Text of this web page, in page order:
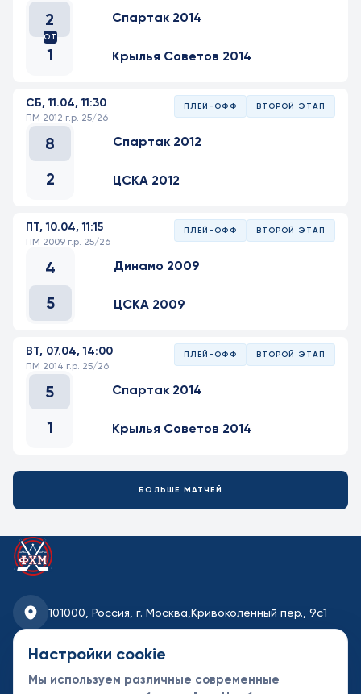
2
ОТ
1
Спартак 2014
Крылья Советов 2014
СБ, 11.04, 11:30
ПМ 2012 г.р. 25/26
ПЛЕЙ-ОФФ ВТОРОЙ ЭТАП
8
2
Спартак 2012
ЦСКА 2012
ПТ, 10.04, 11:15
ПМ 2009 г.р. 25/26
ПЛЕЙ-ОФФ ВТОРОЙ ЭТАП
4
5
Динамо 2009
ЦСКА 2009
ВТ, 07.04, 14:00
ПМ 2014 г.р. 25/26
ПЛЕЙ-ОФФ ВТОРОЙ ЭТАП
5
1
Спартак 2014
Крылья Советов 2014
БОЛЬШЕ МАТЧЕЙ
101000, Россия, г. Москва, Кривоколенный пер., 9с1
fhmoscow@mail.ru
8-495-621-35-95
Настройки cookie
Мы используем различные современные